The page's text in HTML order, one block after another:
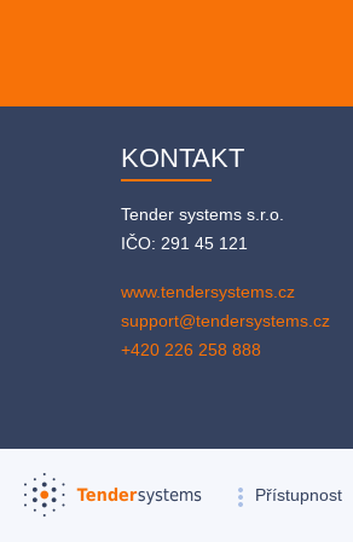
KONTAKT
Tender systems s.r.o.
IČO: 291 45 121
www.tendersystems.cz
support@tendersystems.cz
+420 226 258 888
more_vert Přístupnost